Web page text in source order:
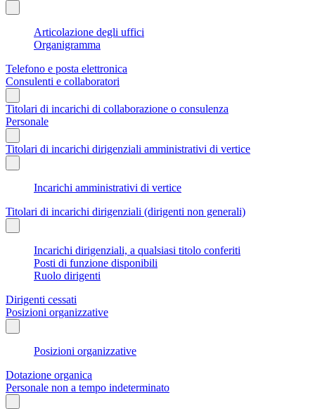
Articolazione degli uffici
Organigramma
Telefono e posta elettronica
Consulenti e collaboratori
Titolari di incarichi di collaborazione o consulenza
Personale
Titolari di incarichi dirigenziali amministrativi di vertice
Incarichi amministrativi di vertice
Titolari di incarichi dirigenziali (dirigenti non generali)
Incarichi dirigenziali, a qualsiasi titolo conferiti
Posti di funzione disponibili
Ruolo dirigenti
Dirigenti cessati
Posizioni organizzative
Posizioni organizzative
Dotazione organica
Personale non a tempo indeterminato